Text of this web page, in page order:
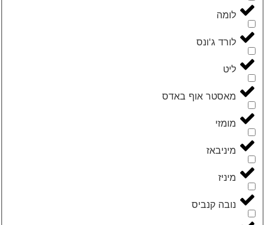
‮לומה‬
‮לורד ג'ונס‬
‮ליט‬
‮מאסטר אוף באדס‬
‮מומזי‬
‮מיניבאז‬
‮מיניז‬
‮נובה קנביס‬